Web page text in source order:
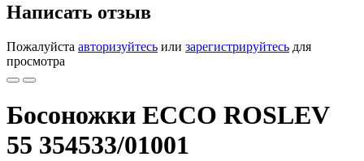
Написать отзыв
Пожалуйста авторизуйтесь или зарегистрируйтесь для
просмотра
Босоножки ECCO ROSLEV
55 354533/01001